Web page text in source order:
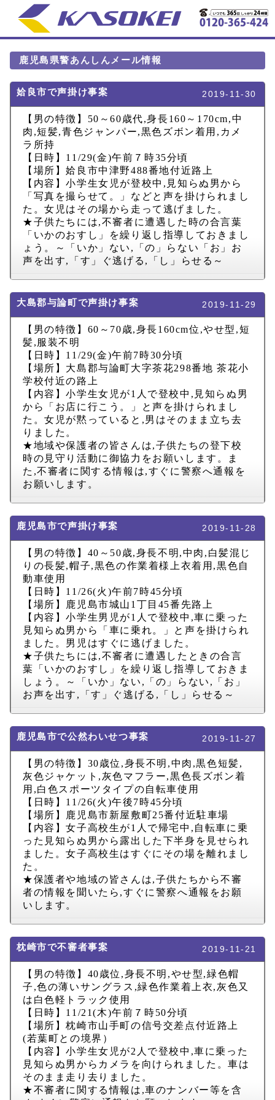
鹿児島県警あんしんメール情報
姶良市で声掛け事案 2019-11-30
【男の特徴】 50 ～60歳代,身長160 ～ 170cm,中
肉 ,短髪,青色ジャンパー,黒色ズボン着用 , カメ
ラ所持
【日時】 11/29(金)午前７時35分頃
【場所】姶良市中津野488番地付近路上
【内容】小学生女児が登校中 , 見知らぬ男から
「写真を撮らせて。」などと声を掛けられまし
た。女児はその場から走って逃げました。
★子供たちには,不審者に遭遇した時の合言葉
「いかのおすし」を繰り返し指導しておきまし
ょう。～「いか」ない ,
「の」らない「お」お
声を出す, 「す」ぐ逃げる , 「し」らせる～
大島郡与論町で声掛け事案 2019-11-29
【男の特徴】 60 ～ 70歳,身長160cm位 ,やせ型 ,短
髪, 服装不明
【日時】 11/29(金)午前7時30分頃
【場所】大島郡与論町大字茶花298番地 茶花小
学校付近の路上
【内容】小学生女児が1 人で登校中 , 見知らぬ男
から「お店に行こう。」と声を掛けられまし
た。女児が黙っていると ,男はそのまま立ち去
りました。
★地域や保護者の皆さんは,子供たちの登下校
時の見守り活動に御協力をお願いします。ま
た ,不審者に関する情報は,すぐに警察へ通報を
お願いします。
鹿児島市で声掛け事案 2019-11-28
【男の特徴】 40 ～ 50歳,身長不明 ,中肉 , 白髪混じ
りの長髪,帽子,黒色の作業着様上衣着用 ,黒色自
動車使用
【日時】 11/26(火 )午前7時45分頃
【場所】鹿児島市城山 1 丁目 45番先路上
【内容】小学生男児が1 人で登校中 ,車に乗った
見知らぬ男から「車に乗れ。」と声を掛けられ
ました。男児はすぐに逃げました。
★子供たちには,不審者に遭遇したときの合言
葉「いかのおすし」を繰り返し指導しておきま
しょう。～「いか」ない , 「の」らない ,
「お」
お声を出す , 「す」ぐ逃げる , 「し」らせる～
鹿児島市で公然わいせつ事案 2019-11-27
【男の特徴】 30歳位 ,身長不明 ,中肉 ,黒色短髪,
灰色ジャケット , 灰色マフラー,黒色長ズボン着
用 ,白色スポーツタイプの自転車使用
【日時】 11/26(火 )午後7時45分頃
【場所】鹿児島市新屋敷町25番付近駐車場
【内容】女子高校生が1 人で帰宅中 , 自転車に乗
った見知らぬ男から露出した下半身を見せられ
ました。女子高校生はすぐにその場を離れまし
た。
★保護者や地域の皆さんは,子供たちから不審
者の情報を聞いたら ,すぐに警察へ通報をお願
いします。
枕崎市で不審者事案 2019-11-21
【男の特徴】 40歳位 ,身長不明 ,やせ型,緑色帽
子 ,色の薄いサングラス ,緑色作業着上衣, 灰色又
は白色軽トラック使用
【日時】 11/21(木)午前７時50分頃
【場所】枕崎市山手町の信号交差点付近路上
(若葉町との境界）
【内容】小学生女児が2 人で登校中 ,車に乗った
見知らぬ男からカメラを向けられました。車は
そのまま走り去りました。
★不審者に関する情報は ,車のナンバー等を含